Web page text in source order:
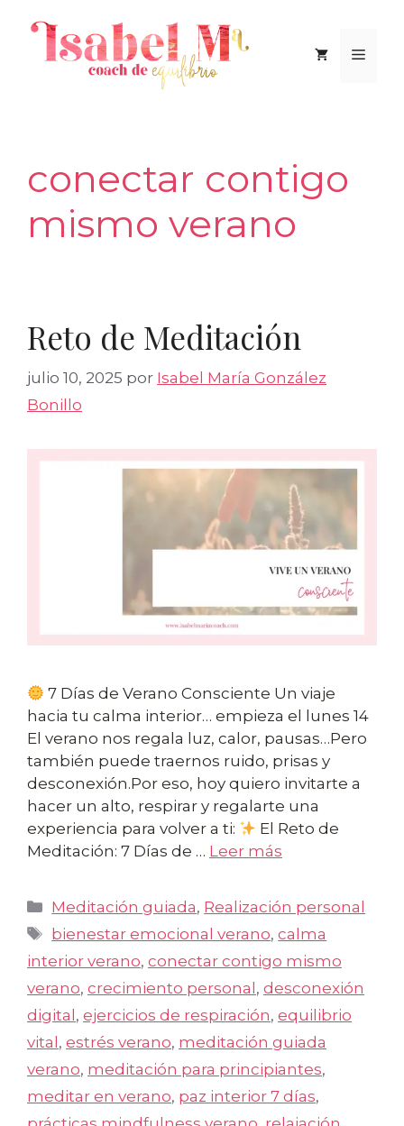
contenido
Menú
conectar contigo
mismo verano
Reto de Meditación
julio 10, 2025 por Isabel María González
Bonillo
7 Días de Verano Consciente Un viaje
hacia tu calma interior… empieza el lunes 14
El verano nos regala luz, calor, pausas…Pero
también puede traernos ruido, prisas y
desconexión.Por eso, hoy quiero invitarte a
hacer un alto, respirar y regalarte una
experiencia para volver a ti:
El Reto de
Meditación: 7 Días de … Leer más
Categorías
Meditación guiada, Realización personal
Etiquetas
bienestar emocional verano,calma
interior verano, conectar contigo mismo
verano, crecimiento personal , desconexión
digital , ejercicios de respiración, equilibrio
vital , estrés verano, meditación guiada
verano, meditación para principiantes,
meditar en verano, paz interior 7 días,